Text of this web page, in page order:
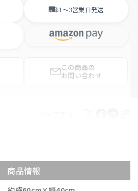
1〜3営業日発送
この商品の
お問い合わせ
商品情報